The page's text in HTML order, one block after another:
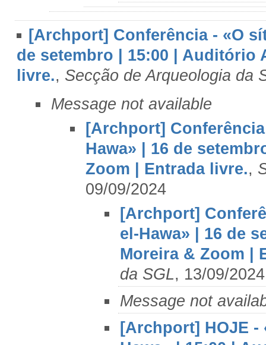
[Archport] Conferência - «O
de setembro | 15:00 | Auditório
livre., Secção de Arqueologia da
Message not available
[Archport]
Hawa» | 16 de
Zoom | Entrada livre.,
09/09/2024
[Archport]
el-Hawa» | 16 de
Moreira & Zoom |
da SGL, 13/09/2024
Message not
[Archport] HOJE